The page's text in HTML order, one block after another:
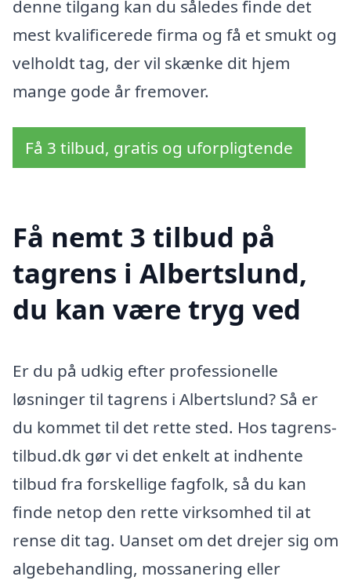
denne tilgang kan du således finde det
mest kvalificerede firma og få et smukt og
velholdt tag, der vil skænke dit hjem
mange gode år fremover.
Få 3 tilbud, gratis og uforpligtende
Få nemt 3 tilbud på
tagrens i Albertslund,
du kan være tryg ved
Er du på udkig efter professionelle
løsninger til tagrens i Albertslund? Så er
du kommet til det rette sted. Hos tagrens-
tilbud.dk gør vi det enkelt at indhente
tilbud fra forskellige fagfolk, så du kan
finde netop den rette virksomhed til at
rense dit tag. Uanset om det drejer sig om
algebehandling, mossanering eller